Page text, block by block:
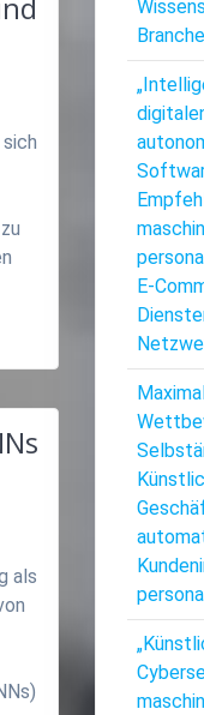
als
E-